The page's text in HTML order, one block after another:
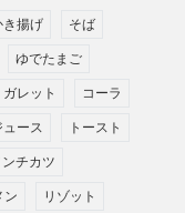
き揚げ そば
ゆでたまご
ガレット コーラ
ュース トースト
ンチカツ
ン リゾット